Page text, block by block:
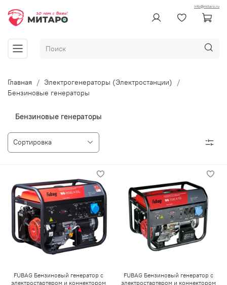
info@mitaro.ru
Главная
Электрогенераторы (Электростанции)
Бензиновые генераторы
Бензиновые генераторы
FUBAG Бензиновый генератор с
электростартером и коннектором
FUBAG Бензиновый генератор с
электростартером и коннектором